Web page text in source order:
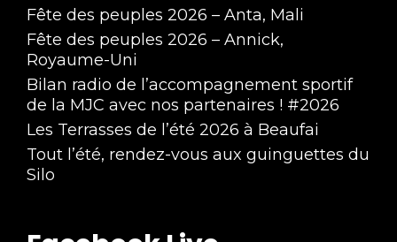
Fête des peuples 2026 – Anta, Mali
Fête des peuples 2026 – Annick,
Royaume-Uni
Bilan radio de l’accompagnement sportif
de la MJC avec nos partenaires ! #2026
Les Terrasses de l’été 2026 à Beaufai
Tout l’été, rendez-vous aux guinguettes du
Silo